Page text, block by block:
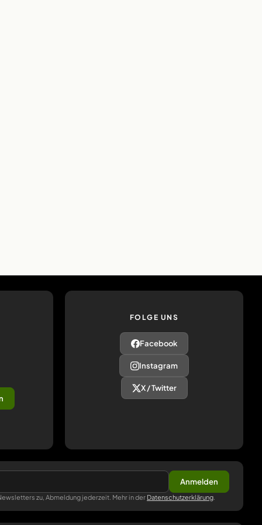
FOLGE UNS
Facebook
Instagram
X / Twitter
Anmelden
zu, Abmeldung jederzeit. Mehr in der Datenschutzerklärung